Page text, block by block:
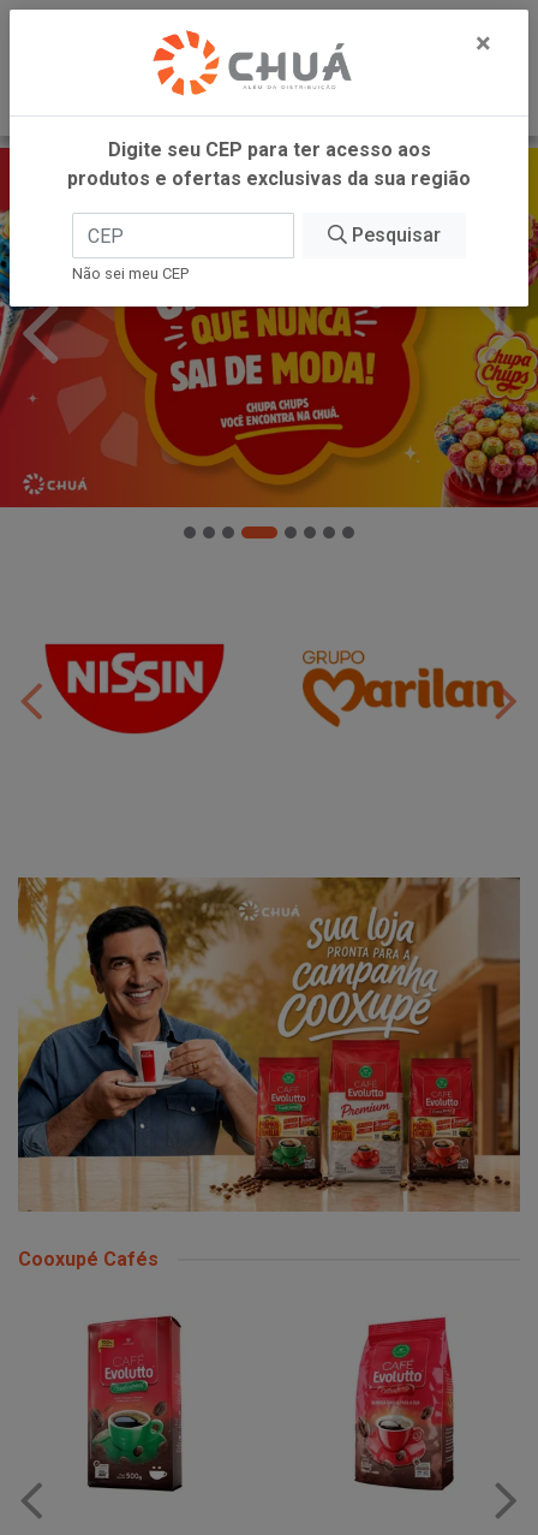
Cooxupé Cafés
×
Digite seu CEP para ter acesso aos
produtos e ofertas exclusivas da sua região
Pesquisar
Não sei meu CEP